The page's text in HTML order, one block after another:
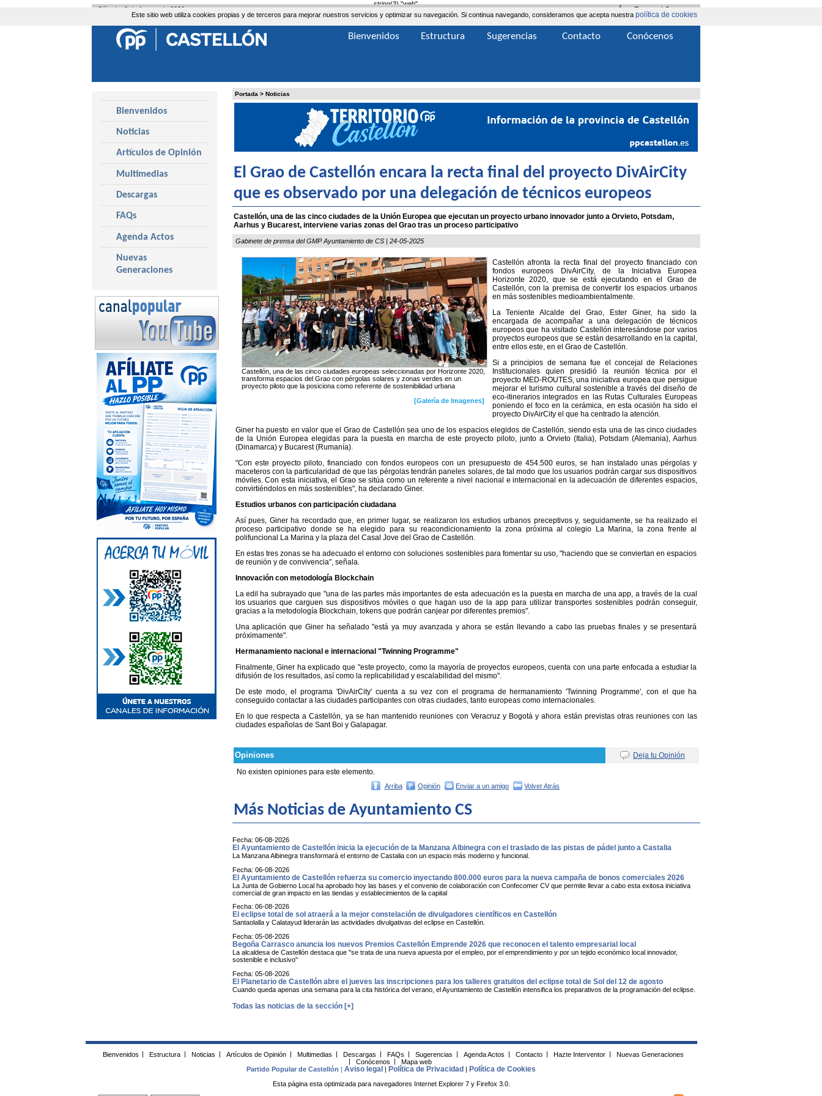
string(3) "web"
Este sitio web utiliza cookies propias y de terceros para mejorar nuestros servicios y optimizar su navegación. Si continua navegando, consideramos que acepta nuestra política de cookies
Portada > Noticias
El Grao de Castellón encara la recta final del proyecto DivAirCity
que es observado por una delegación de técnicos europeos
Castellón, una de las cinco ciudades de la Unión Europea que ejecutan un proyecto urbano innovador junto a Orvieto, Potsdam,
Aarhus y Bucarest, interviene varias zonas del Grao tras un proceso participativo
Gabinete de prensa del GMP Ayuntamiento de CS | 24-05-2025
Castellón, una de las cinco ciudades europeas seleccionadas por Horizonte 2020,
transforma espacios del Grao con pérgolas solares y zonas verdes en un
proyecto piloto que la posiciona como referente de sostenibilidad urbana
[Galería de Imagenes]
Castellón afronta la recta final del proyecto financiado con
fondos europeos DivAirCity, de la Iniciativa Europea
Horizonte 2020, que se está ejecutando en el Grao de
Castellón, con la premisa de convertir los espacios urbanos
en más sostenibles medioambientalmente.
La Teniente Alcalde del Grao, Ester Giner, ha sido la
encargada de acompañar a una delegación de técnicos
europeos que ha visitado Castellón interesándose por varios
proyectos europeos que se están desarrollando en la capital,
entre ellos este, en el Grao de Castellón.
Si a principios de semana fue el concejal de Relaciones
Institucionales quien presidió la reunión técnica por el
proyecto MED-ROUTES, una iniciativa europea que persigue
mejorar el turismo cultural sostenible a través del diseño de
eco-itinerarios integrados en las Rutas Culturales Europeas
poniendo el foco en la cerámica, en esta ocasión ha sido el
proyecto DivAirCity el que ha centrado la atención.
Giner ha puesto en valor que el Grao de Castellón sea uno de los espacios elegidos de Castellón, siendo esta una de las cinco ciudades
de la Unión Europea elegidas para la puesta en marcha de este proyecto piloto, junto a Orvieto (Italia), Potsdam (Alemania), Aarhus
(Dinamarca) y Bucarest (Rumanía).
"Con este proyecto piloto, financiado con fondos europeos con un presupuesto de 454.500 euros, se han instalado unas pérgolas y
maceteros con la particularidad de que las pérgolas tendrán paneles solares, de tal modo que los usuarios podrán cargar sus dispositivos
móviles. Con esta iniciativa, el Grao se sitúa como un referente a nivel nacional e internacional en la adecuación de diferentes espacios,
convirtiéndolos en más sostenibles", ha declarado Giner.
Estudios urbanos con participación ciudadana
Así pues, Giner ha recordado que, en primer lugar, se realizaron los estudios urbanos preceptivos y, seguidamente, se ha realizado el
proceso participativo donde se ha elegido para su reacondicionamiento la zona próxima al colegio La Marina, la zona frente al
polifuncional La Marina y la plaza del Casal Jove del Grao de Castellón.
En estas tres zonas se ha adecuado el entorno con soluciones sostenibles para fomentar su uso, "haciendo que se conviertan en espacios
de reunión y de convivencia", señala.
Innovación con metodología Blockchain
La edil ha subrayado que "una de las partes más importantes de esta adecuación es la puesta en marcha de una app, a través de la cual
los usuarios que carguen sus dispositivos móviles o que hagan uso de la app para utilizar transportes sostenibles podrán conseguir,
gracias a la metodología Blockchain, tokens que podrán canjear por diferentes premios".
Una aplicación que Giner ha señalado "está ya muy avanzada y ahora se están llevando a cabo las pruebas finales y se presentará
próximamente".
Hermanamiento nacional e internacional "Twinning Programme"
Finalmente, Giner ha explicado que "este proyecto, como la mayoría de proyectos europeos, cuenta con una parte enfocada a estudiar la
difusión de los resultados, así como la replicabilidad y escalabilidad del mismo".
De este modo, el programa 'DivAirCity' cuenta a su vez con el programa de hermanamiento 'Twinning Programme', con el que ha
conseguido contactar a las ciudades participantes con otras ciudades, tanto europeas como internacionales.
En lo que respecta a Castellón, ya se han mantenido reuniones con Veracruz y Bogotá y ahora están previstas otras reuniones con las
ciudades españolas de Sant Boi y Galapagar.
Opiniones
Deja tu Opinión
No existen opiniones para este elemento.
Arriba Opinión Enviar a un amigo Volver Atrás
Más Noticias de Ayuntamiento CS
Fecha: 06-08-2026
El Ayuntamiento de Castellón inicia la ejecución de la Manzana Albinegra con el traslado de las pistas de pádel junto a Castalia
La Manzana Albinegra transformará el entorno de Castalia con un espacio más moderno y funcional.
Fecha: 06-08-2026
El Ayuntamiento de Castellón refuerza su comercio inyectando 800.000 euros para la nueva campaña de bonos comerciales 2026
La Junta de Gobierno Local ha aprobado hoy las bases y el convenio de colaboración con Confecomer CV que permite llevar a cabo esta exitosa iniciativa
comercial de gran impacto en las tiendas y establecimientos de la capital
Fecha: 06-08-2026
El eclipse total de sol atraerá a la mejor constelación de divulgadores científicos en Castellón
Santaolalla y Calatayud liderarán las actividades divulgativas del eclipse en Castellón.
Fecha: 05-08-2026
Begoña Carrasco anuncia los nuevos Premios Castellón Emprende 2026 que reconocen el talento empresarial local
La alcaldesa de Castellón destaca que "se trata de una nueva apuesta por el empleo, por el emprendimiento y por un tejido económico local innovador,
sostenible e inclusivo"
Fecha: 05-08-2026
El Planetario de Castellón abre el jueves las inscripciones para los talleres gratuitos del eclipse total de Sol del 12 de agosto
Cuando queda apenas una semana para la cita histórica del verano, el Ayuntamiento de Castellón intensifica los preparativos de la programación del eclipse.
Todas las noticias de la sección [+]
Bienvenidos
Noticias
Artículos de Opinión
Multimedias
Descargas
FAQs
Agenda Actos
Nuevas
Generaciones
Sábado, 8 de Agosto de 2026 |Contacta
Área Extranet
Bienvenidos Estructura Sugerencias Contacto Conócenos
Bienvenidos Estructura Noticias Artículos de Opinión Multimedias Descargas FAQs Sugerencias Agenda Actos Contacto Hazte Interventor
Nuevas Generaciones
Conócenos
Mapa web
Partido Popular de Castellón
Aviso legal Política de Privacidad Política de Cookies
Esta página esta optimizada para navegadores Internet Explorer 7 y Firefox 3.0.